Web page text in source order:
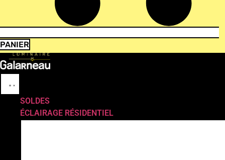
PANIER
SOLDES
ÉCLAIRAGE RÉSIDENTIEL